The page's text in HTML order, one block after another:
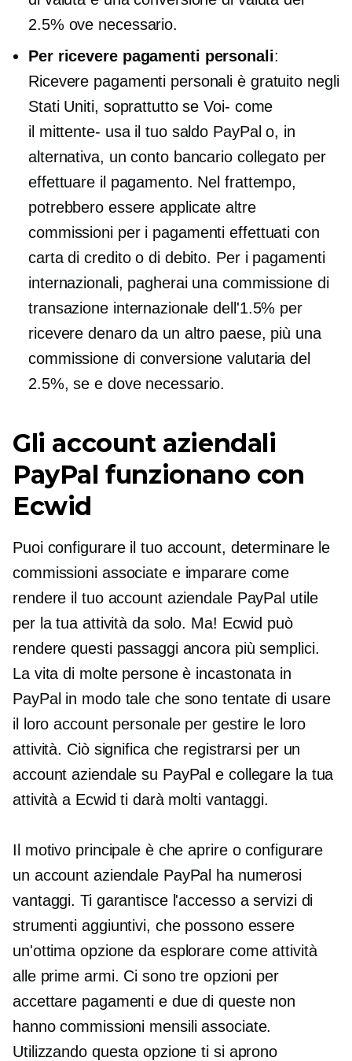
2.5% ove necessario.
Per ricevere pagamenti personali:
Ricevere pagamenti personali è gratuito negli
Stati Uniti, soprattutto seVoi- come
il mittente- usa il tuo saldo PayPal o, in
alternativa, un conto bancario collegato per
effettuare il pagamento. Nel frattempo,
potrebbero essere applicate altre
commissioni per i pagamenti effettuati con
carta di credito o di debito. Per i pagamenti
internazionali, pagherai una commissione di
transazione internazionale dell'1.5% per
ricevere denaro da un altro paese, più una
commissione di conversione valutaria del
2.5%, se e dove necessario.
Gli account aziendali
PayPal funzionano con
Ecwid
Puoi configurare il tuo account, determinare le
commissioni associate e imparare come
rendere il tuo account aziendale PayPal utile
per la tua attività da solo. Ma! Ecwid può
rendere questi passaggi ancora più semplici.
La vita di molte persone è incastonata in
PayPal in modo tale che sono tentate di usare
il loro account personale per gestire le loro
attività. Ciò significa che registrarsi per un
account aziendale su PayPal e collegare la tua
attività a Ecwid ti darà molti vantaggi.
Il motivo principale è che aprire o configurare
un account aziendale PayPal ha numerosi
vantaggi. Ti garantisce l'accesso a servizi di
strumenti aggiuntivi, che possono essere
un'ottima opzione da esplorare come attività
alle prime armi. Ci sono tre opzioni per
accettare pagamenti e due di queste non
hanno commissioni mensili associate.
Utilizzando questa opzione ti si aprono